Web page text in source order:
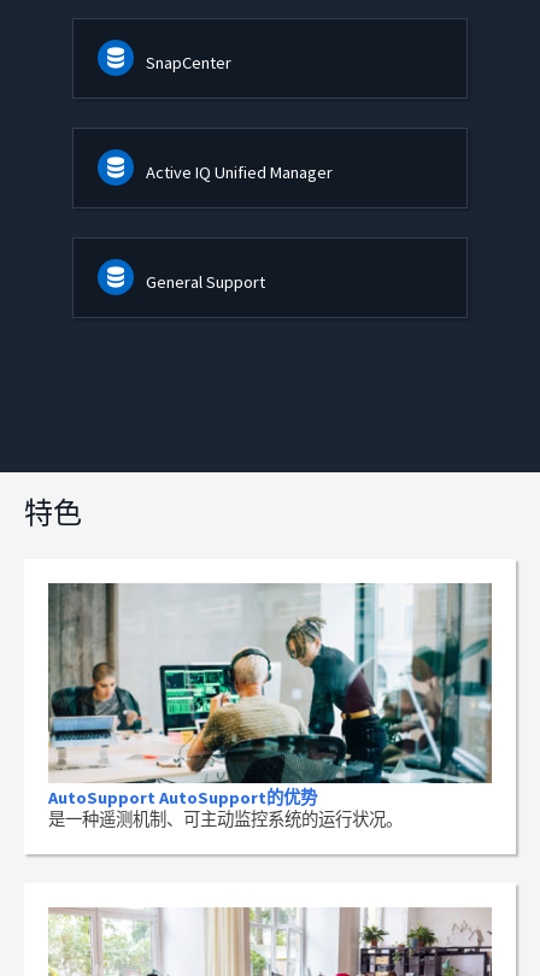
SnapCenter
Active IQ Unified Manager
General Support
特色
AutoSupport AutoSupport的优势
是一种遥测机制、可主动监控系统的运行状况。